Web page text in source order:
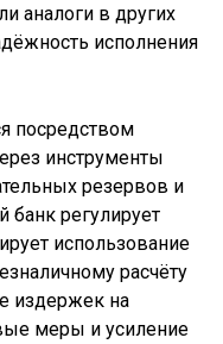
аналоги в других
исполнения
посредством
инструменты
резервов и
банк регулирует
использование
расчёту
издержек на
меры и усиление